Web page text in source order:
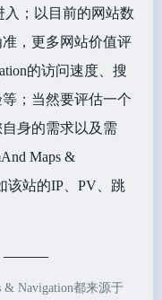
入；以目前的网站数
，更多网站价值评
的访问速度、搜
；当然要评估一个
身的需求以及需
Maps &
该站的IP、PV、跳
& Navigation都来源于